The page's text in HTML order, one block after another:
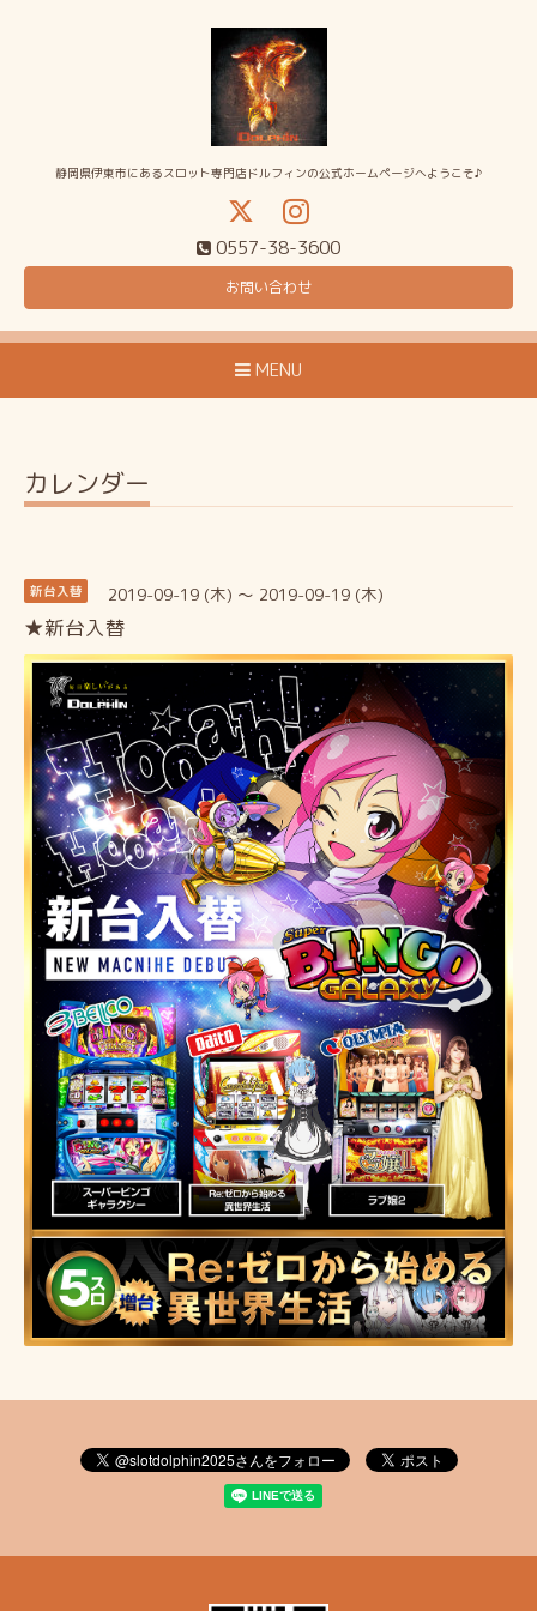
静岡県伊東市にあるスロット専門店ドルフィンの公式ホームページへようこそ♪
0557-38-3600
お問い合わせ
MENU
カレンダー
新台入替 2019-09-19 (木) ～ 2019-09-19 (木)
★新台入替